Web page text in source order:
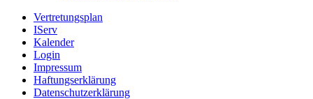
Vertretungsplan
IServ
Kalender
Login
Impressum
Haftungserklärung
Datenschutzerklärung